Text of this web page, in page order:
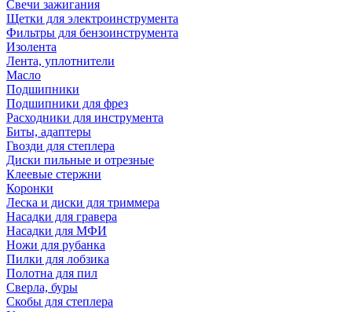
Свечи зажигания
Щетки для электроинструмента
Фильтры для бензоинструмента
Изолента
Лента, уплотнители
Масло
Подшипники
Подшипники для фрез
Расходники для инструмента
Биты, адаптеры
Гвозди для степлера
Диски пильные и отрезные
Клеевые стержни
Коронки
Леска и диски для триммера
Насадки для гравера
Насадки для МФИ
Ножи для рубанка
Пилки для лобзика
Полотна для пил
Сверла, буры
Скобы для степлера